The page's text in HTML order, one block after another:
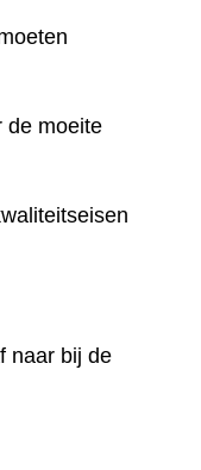
de moeite
naar bij de